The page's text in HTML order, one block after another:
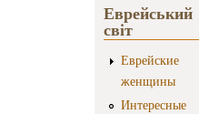
Еврейський
світ
Еврейские
женщины
Интересные